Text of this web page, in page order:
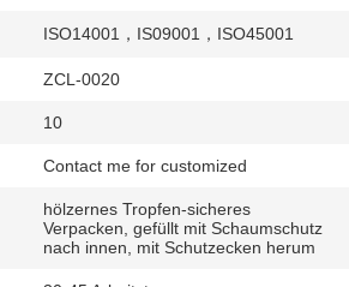
ISO14001，IS09001，ISO45001
ZCL-0020
10
Contact me for customized
hölzernes Tropfen-sicheres
Verpacken, gefüllt mit Schaumschutz
nach innen, mit Schutzecken herum